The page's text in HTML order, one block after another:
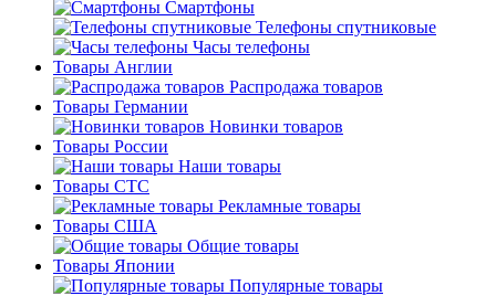
Смартфоны
Телефоны спутниковые
Часы телефоны
Товары Англии
Распродажа товаров
Товары Германии
Новинки товаров
Товары России
Наши товары
Товары СТС
Рекламные товары
Товары США
Общие товары
Товары Японии
Популярные товары